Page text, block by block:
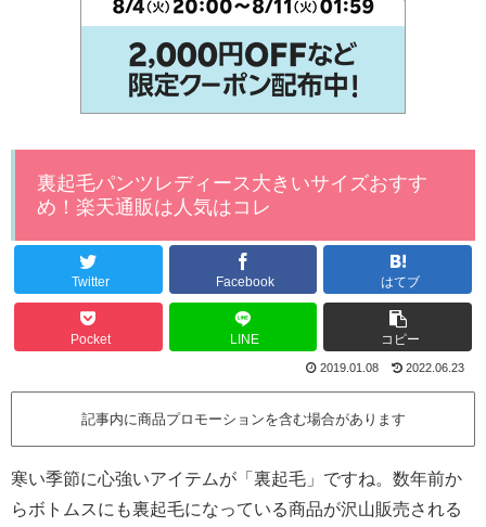
裏起毛パンツレディース大きいサイズおすす
め！楽天通販は人気はコレ
Twitter Facebook はてブ
Pocket LINE コピー
2019.01.08 2022.06.23
記事内に商品プロモーションを含む場合があります
寒い季節に心強いアイテムが「裏起毛」ですね。数年前か
らボトムスにも裏起毛になっている商品が沢山販売される